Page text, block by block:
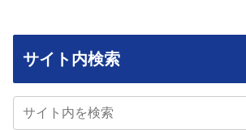
サイト内検索